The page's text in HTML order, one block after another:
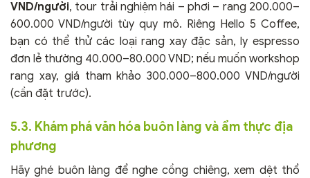
VND/người, tour trải nghiệm hái – phơi – rang 200.000–
600.000 VND/người tùy quy mô. Riêng Hello 5 Coffee,
bạn có thể thử các loại rang xay đặc sản, ly espresso
đơn lẻ thường 40.000–80.000 VND; nếu muốn workshop
rang xay, giá tham khảo 300.000–800.000 VND/người
(cần đặt trước).
5.3. Khám phá văn hóa buôn làng và ẩm thực địa
phương
Hãy ghé buôn làng để nghe cồng chiêng, xem dệt thổ